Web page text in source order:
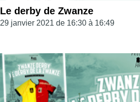
Le derby de Zwanze
29 janvier 2021 de 16:30 à 16:49